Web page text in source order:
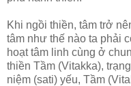
Khi ngồi thiền, tâm trở
tâm như thế nào ta phải
hoạt tâm linh cùng ở
thiền Tầm (Vitakka),
niệm (sati) yếu, Tầm